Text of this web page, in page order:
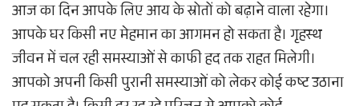
आज का दिन आपके लिए आय के स्रोतों को बढ़ाने वाला रहेगा।
आपके घर किसी नए मेहमान का आगमन हो सकता है। गृहस्थ
जीवन में चल रही समस्याओं से काफी हद तक राहत मिलेगी।
आपको अपनी किसी पुरानी समस्याओं को लेकर कोई कष्ट उठाना